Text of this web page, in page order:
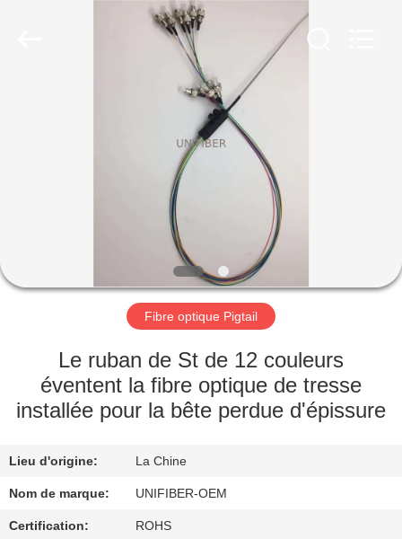
DE
NOUS
VISITE
D'USINE
DE
QUALITÉ
Fibre optique Pigtail
Le ruban de St de 12 couleurs
éventent la fibre optique de tresse
installée pour la bête perdue d'épissure
Lieu d'origine: La Chine
Nom de marque: UNIFIBER-OEM
Certification: ROHS